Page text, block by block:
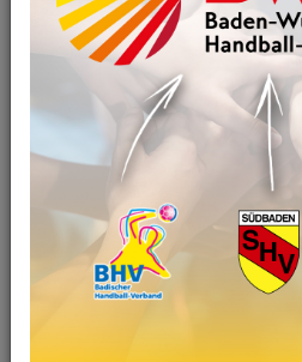
Poststelle
Ressort
Verwaltung
Julius FaßbinderFon 0761/88 14
Grundschulaktionstag
Grundschulliga
Social-Media-Kanäle